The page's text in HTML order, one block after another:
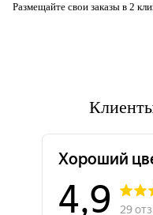
Размещайте свои заказы в 2